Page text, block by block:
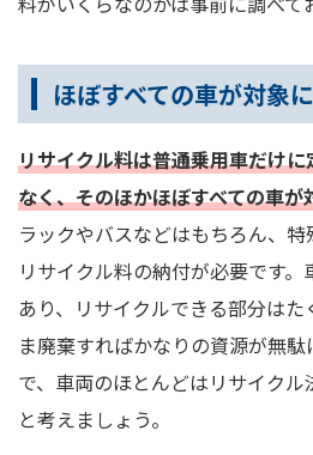
ほぼすべての車が対象
リサイクル料は普通乗用車だけ
なく、そのほかほぼすべての車が
ラックやバスなどはもちろん、
リサイクル料の納付が必要です
あり、リサイクルできる部分はた
ま廃棄すればかなりの資源が無
で、車両のほとんどはリサイク
と考えましょう。